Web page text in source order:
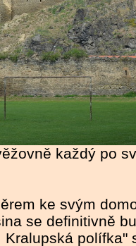
každý po
ke svým
se definitivně
Kralupská polífka"